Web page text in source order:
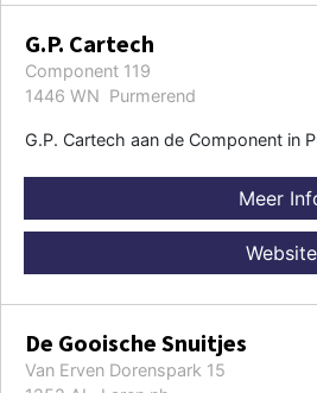
G.P. Cartech
Component 119
1446 WN Purmerend
G.P. Cartech aan de Component in
Meer
Website
De Gooische Snuitjes
Van Erven Dorenspark 15